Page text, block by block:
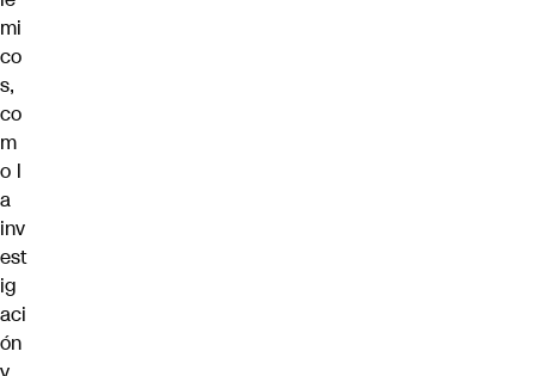
mi
co
s,
co
m
o l
a
inv
est
ig
aci
ón